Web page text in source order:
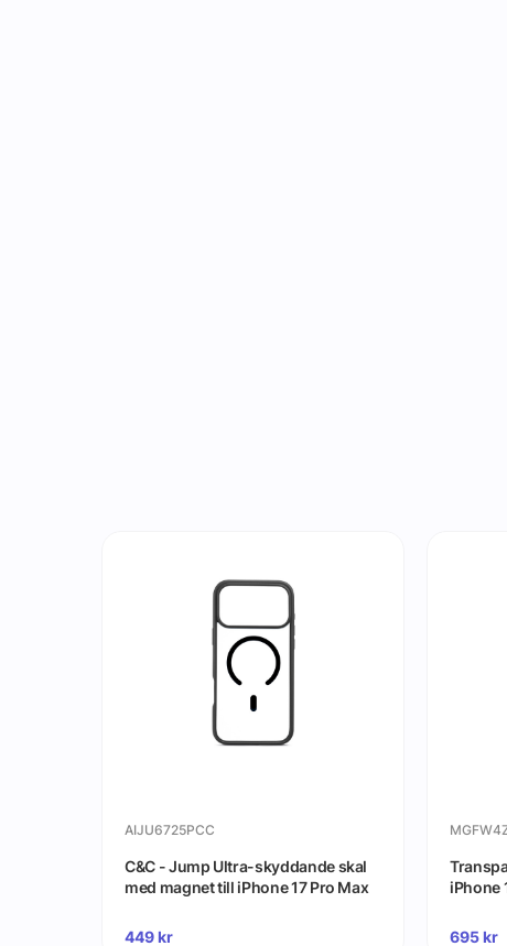
AIJU6725PCC
C&C - Jump Ultra-skyddande skal
med magnet till iPhone 17 Pro Max
449kr
iPhone
695kr